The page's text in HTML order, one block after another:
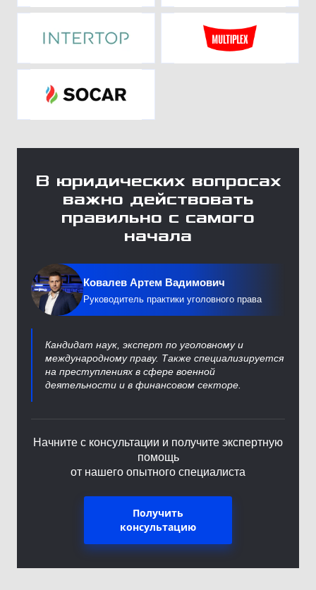
В юридических вопросах
важно действовать
правильно с самого
начала
Начните с консультации и получите экспертную
помощь
от нашего опытного специалиста
Получить
консультацию
Ковалев Артем Вадимович
Руководитель практики уголовного права
Кандидат наук, эксперт по уголовному и
международному праву. Также специализируется
на преступлениях в сфере военной
деятельности и в финансовом секторе.